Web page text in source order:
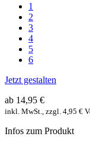
1
2
3
4
5
6
Jetzt gestalten
ab 14,95 €
inkl. MwSt., zzgl. 4,95 €
Infos zum Produkt